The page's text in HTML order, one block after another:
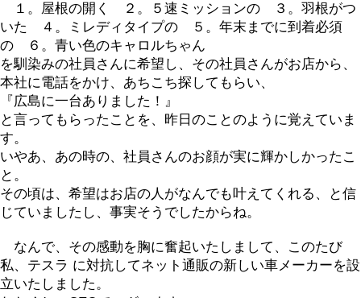
１。屋根の開く ２。５速ミッションの ３。羽根がつ
いた ４。ミレディタイプの ５。年末までに到着必須
の ６。青い色のキャロルちゃん
を馴染みの社員さんに希望し、その社員さんがお店から、
本社に電話をかけ、あちこち探してもらい、
『広島に一台ありました！』
と言ってもらったことを、昨日のことのように覚えていま
す。
いやあ、あの時の、社員さんのお顔が実に輝かしかったこ
と。
その頃は、希望はお店の人がなんでも叶えてくれる、と信
じていましたし、事実そうでしたからね。
なんで、その感動を胸に奮起いたしまして、このたび
私、テスラ に対抗してネット通販の新しい車メーカーを設
立いたしました。